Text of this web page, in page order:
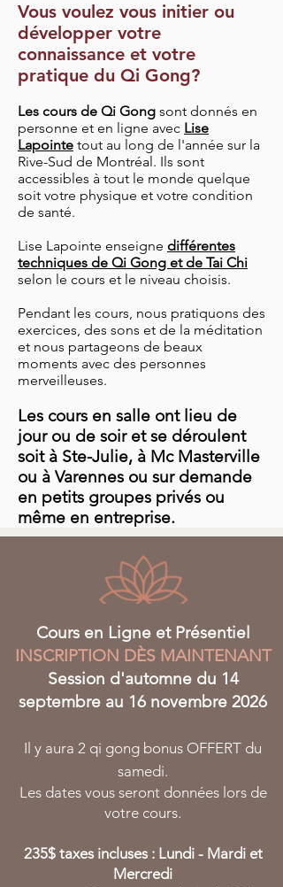
Vous voulez vous initier ou
développer votre
connaissance et votre
pratique du Qi Gong?
Les cours de Qi Gong sont donnés en
personne et en ligne avec Lise
Lapointe tout au long de l'année sur la
Rive-Sud de Montréal. Ils sont
accessibles à tout le monde quelque
soit votre physique et votre condition
de santé.
Lise Lapointe enseigne différentes
techniques de Qi Gong et de Tai Chi
selon le cours et le niveau choisis.
Pendant les cours, nous pratiquons des
exercices, des sons et de la méditation
et nous partageons de beaux
moments avec des personnes
merveilleuses.
Les cours en salle ont lieu de
jour ou de soir et se déroulent
soit à Ste-Julie, à Mc Masterville
ou à Varennes ou sur demande
en petits groupes privés ou
même en entreprise.
Cours en Ligne et Présentiel
INSCRIPTION DÈS MAINTENANT
Session d'automne du 14
septembre au 16 novembre 2026
Il y aura 2 qi gong bonus OFFERT du
samedi.
Les dates vous seront données lors de
votre cours.
235$ taxes incluses : Lundi - Mardi et
Mercredi